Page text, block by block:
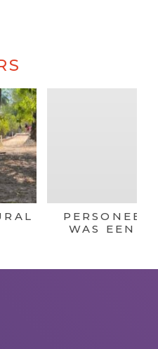
WAS EEN